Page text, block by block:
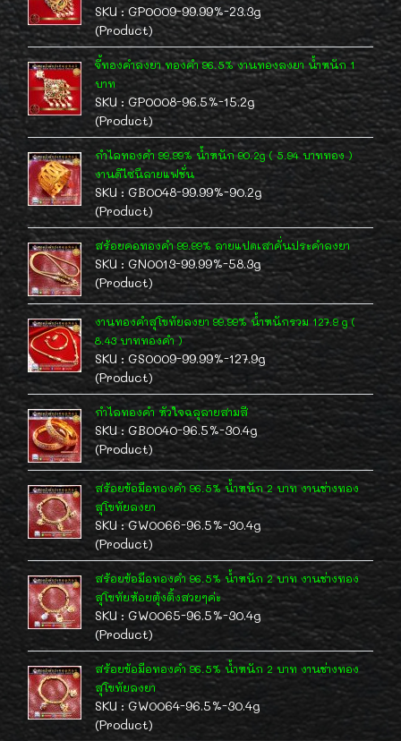
SKU : GP0009-99.99%-23.3g
(Product)
จี้ทองคำลงยา ทองคำ 96.5% งานทองลงยา น้ำหนัก 1
บาท
SKU : GP0008-96.5%-15.2g
(Product)
กำไลทองคำ 99.99% น้ำหนัก 90.2g ( 5.94 บาททอง )
งานดีไซนืลายแฟชั่น
SKU : GB0048-99.99%-90.2g
(Product)
สร้อยคอทองคำ 99.99% ลายแปดเสาคั่นประคำลงยา
SKU : GN0013-99.99%-58.3g
(Product)
งานทองคำสุโขทัยลงยา 99.99% น้ำหนักรวม 127.9 g (
8.43 บาททองคำ )
SKU : GS0009-99.99%-127.9g
(Product)
กำไลทองคำ หัวใจฉลุลายสามสี
SKU : GB0040-96.5%-30.4g
(Product)
สร้อยข้อมือทองคำ 96.5% น้ำหนัก 2 บาท งานช่างทอง
สุโขทัยลงยา
SKU : GW0066-96.5%-30.4g
(Product)
สร้อยข้อมือทองคำ 96.5% น้ำหนัก 2 บาท งานช่างทอง
สุโขทัยห้อยตุ้งติ้งสวยๆค่ะ
SKU : GW0065-96.5%-30.4g
(Product)
สร้อยข้อมือทองคำ 96.5% น้ำหนัก 2 บาท งานช่างทอง
สุโขทัยลงยา
SKU : GW0064-96.5%-30.4g
(Product)